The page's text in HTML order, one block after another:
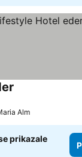
Alm
prikazale